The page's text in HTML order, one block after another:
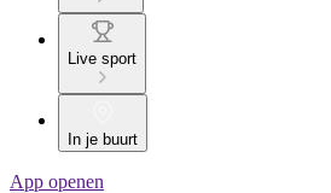
Live sport
In je buurt
App openen